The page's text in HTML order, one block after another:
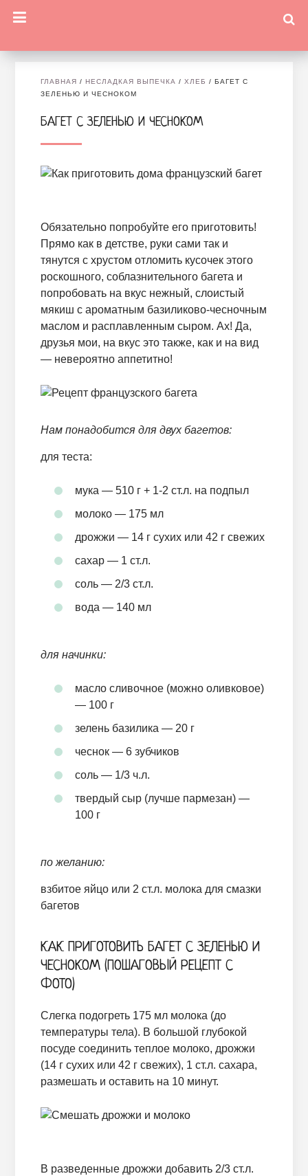
ГЛАВНАЯ / НЕСЛАДКАЯ ВЫПЕЧКА / ХЛЕБ / БАГЕТ С
ЗЕЛЕНЬЮ И ЧЕСНОКОМ
БАГЕТ С ЗЕЛЕНЬЮ И ЧЕСНОКОМ
Обязательно попробуйте его приготовить!
Прямо как в детстве, руки сами так и
тянутся с хрустом отломить кусочек этого
роскошного, соблазнительного багета и
попробовать на вкус нежный, слоистый
мякиш с ароматным базиликово-чесночным
маслом и расплавленным сыром. Ах! Да,
друзья мои, на вкус это также, как и на вид
— невероятно аппетитно!
Нам понадобится для двух багетов:
для теста:
мука — 510 г + 1-2 ст.л. на подпыл
молоко — 175 мл
дрожжи — 14 г сухих или 42 г свежих
сахар — 1 ст.л.
соль — 2/3 ст.л.
вода — 140 мл
для начинки:
масло сливочное (можно оливковое)
— 100 г
зелень базилика — 20 г
чеснок — 6 зубчиков
соль — 1/3 ч.л.
твердый сыр (лучше пармезан) —
100 г
по желанию:
взбитое яйцо или 2 ст.л. молока для смазки
багетов
КАК ПРИГОТОВИТЬ БАГЕТ С ЗЕЛЕНЬЮ И
ЧЕСНОКОМ (ПОШАГОВЫЙ РЕЦЕПТ С
ФОТО)
Слегка подогреть 175 мл молока (до
температуры тела). В большой глубокой
посуде соединить теплое молоко, дрожжи
(14 г сухих или 42 г свежих), 1 ст.л. сахара,
размешать и оставить на 10 минут.
В разведенные дрожжи добавить 2/3 ст.л.